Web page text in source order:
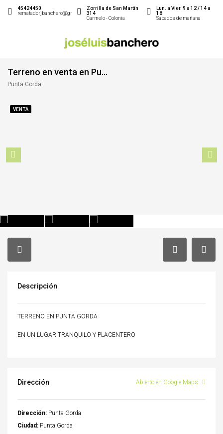
Lun. a Vier. 9 a 12 / 14 a
18
Sábados de mañana
Zorrilla de San Martín
314
Carmelo - Colonia
45424450
rematadorjbanchero@gmail.com
Terreno en venta en Punta Gorda
Punta Gorda
VENTA
Descripción
TERRENO EN PUNTA GORDA
EN UN LUGAR TRANQUILO Y PLACENTERO
Dirección Abierto en Google Maps
Dirección: Punta Gorda
Ciudad: Punta Gorda